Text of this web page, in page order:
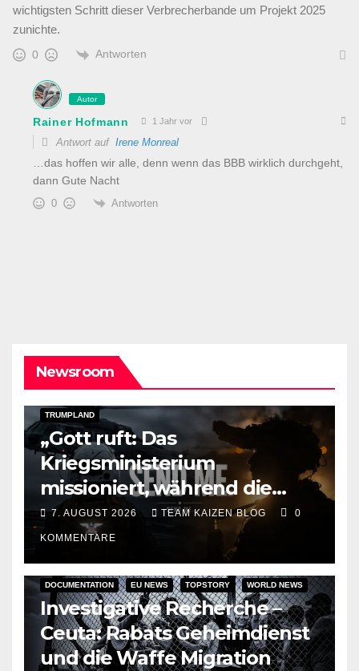
wichtigsten Schritt dieser Verbrecherbande um Projekt 2025
zunichte.
0 Antworten
Autor
Rainer Hofmann 1 Jahr vor
Antwort auf Irene Monreal
…das hoffen wir alle, denn wenn das BBB wirklich durchgeht,
dann Gute Nacht
0 Antworten
Newsroom
DARK AMERICA KAIZEN FLASHPOINT TOPSTORY
TRUMPLAND
„Gott ruft: Das
Kriegsministerium
missioniert, während die
Raketen ausgehen“
7. AUGUST 2026 TEAM KAIZEN BLOG 0
KOMMENTARE
DOCUMENTATION EU NEWS TOPSTORY WORLD NEWS
Investigative Recherche –
Ceuta: Rabats Geheimdienst
und die Waffe Migration